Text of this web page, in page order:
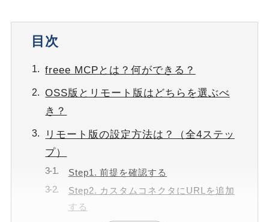
目次
freee MCPとは？何ができる？
OSS版とリモート版はどちらを選ぶべ
き？
リモート版の設定方法は？（全4ステッ
プ）
Step1. 前提を確認する
Step2. カスタムコネクタにURLを追加
する